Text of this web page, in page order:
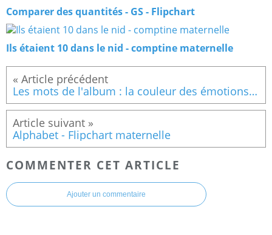
Comparer des quantités - GS - Flipchart
Ils étaient 10 dans le nid - comptine maternelle
Les mots de l'album : la couleur des émotions - Learningapps
Alphabet - Flipchart maternelle
COMMENTER CET ARTICLE
Ajouter un commentaire